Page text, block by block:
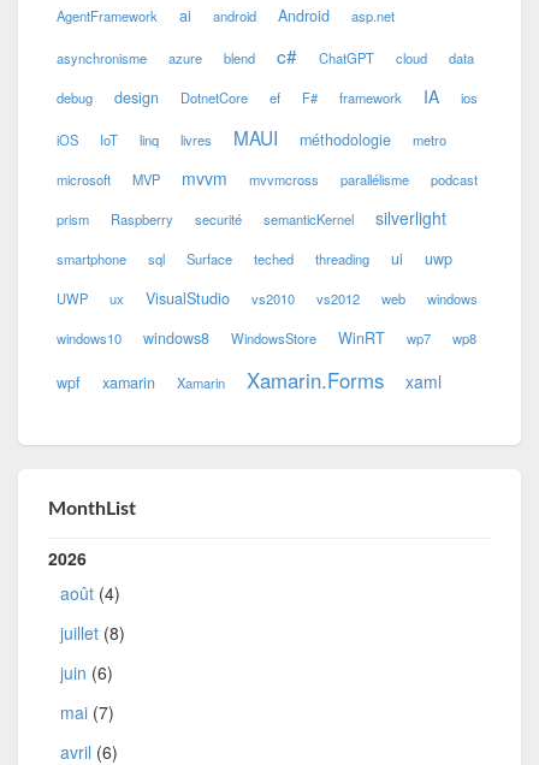
AgentFramework ai android Android asp.net
asynchronisme azure blend c# ChatGPT cloud data
debug design DotnetCore ef F# framework IA ios
iOS IoT linq livres MAUI méthodologie metro
microsoft MVP mvvm mvvmcross parallélisme podcast
prism Raspberry securité semanticKernel silverlight
smartphone sql Surface teched threading ui uwp
UWP ux VisualStudio vs2010 vs2012 web windows
windows10 windows8 WindowsStore WinRT wp7 wp8
wpf xamarin Xamarin Xamarin.Forms xaml
MonthList
2026
août (4)
juillet (8)
juin (6)
mai (7)
avril (6)